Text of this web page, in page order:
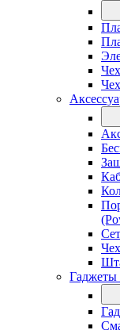
Гаджеты